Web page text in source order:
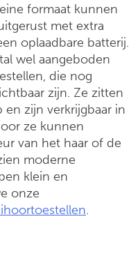
formaat kunnen
met extra
oplaadbare batterij.
wel aangeboden
die nog
zijn. Ze zitten
zijn verkrijgbaar in
ze kunnen
van het haar of de
moderne
klein en
onze
.